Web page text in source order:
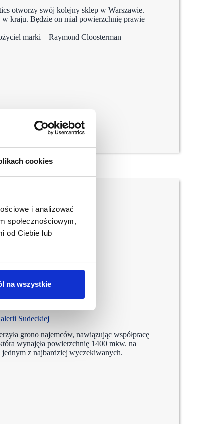
cookies
i analizować
społecznościowym,
od Ciebie lub
na wszystkie
otworzy swój kolejny sklep w Warszawie.
kraju. Będzie on miał powierzchnię prawie
marki – Raymond Cloosterman
Sudeckiej
grono najemców, nawiązując współpracę
wynajęła powierzchnię 1400 mkw. na
jednym z najbardziej wyczekiwanych.